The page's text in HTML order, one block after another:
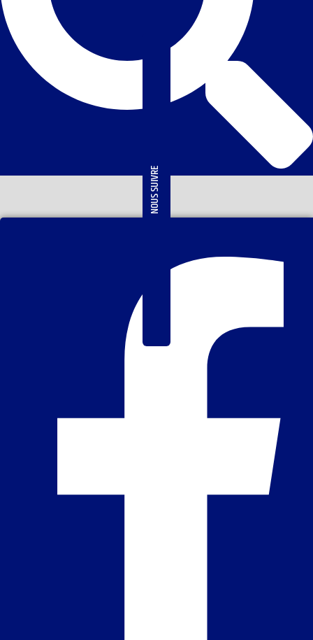
NOUS SUIVRE